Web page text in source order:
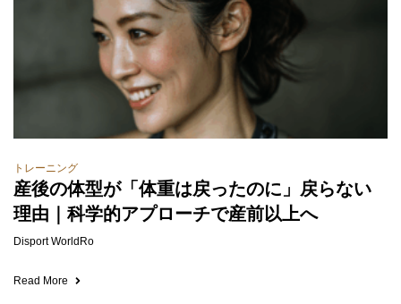
トレーニング
産後の体型が「体重は戻ったのに」戻らない
理由｜科学的アプローチで産前以上へ
Disport WorldRo
Read More